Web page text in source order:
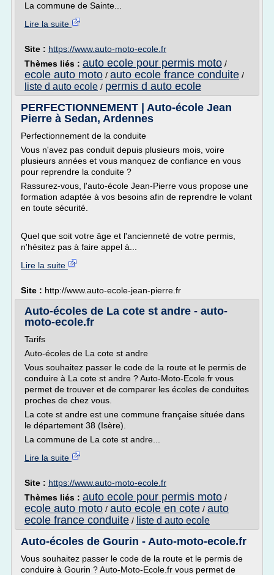
La commune de Sainte...
Lire la suite
Site : https://www.auto-moto-ecole.fr
Thèmes liés : auto ecole pour permis moto /
ecole auto moto / auto ecole france conduite /
liste d auto ecole / permis d auto ecole
PERFECTIONNEMENT | Auto-école Jean
Pierre à Sedan, Ardennes
Perfectionnement de la conduite
Vous n'avez pas conduit depuis plusieurs mois, voire
plusieurs années et vous manquez de confiance en vous
pour reprendre la conduite ?
Rassurez-vous, l'auto-école Jean-Pierre vous propose une
formation adaptée à vos besoins afin de reprendre le volant
en toute sécurité.
Quel que soit votre âge et l'ancienneté de votre permis,
n'hésitez pas à faire appel à...
Lire la suite
Site : http://www.auto-ecole-jean-pierre.fr
Auto-écoles de La cote st andre - auto-
moto-ecole.fr
Tarifs
Auto-écoles de La cote st andre
Vous souhaitez passer le code de la route et le permis de
conduire à La cote st andre ? Auto-Moto-Ecole.fr vous
permet de trouver et de comparer les écoles de conduites
proches de chez vous.
La cote st andre est une commune française située dans
le département 38 (Isère).
La commune de La cote st andre...
Lire la suite
Site : https://www.auto-moto-ecole.fr
Thèmes liés : auto ecole pour permis moto /
ecole auto moto / auto ecole en cote / auto
ecole france conduite / liste d auto ecole
Auto-écoles de Gourin - Auto-moto-ecole.fr
Vous souhaitez passer le code de la route et le permis de
conduire à Gourin ? Auto-Moto-Ecole.fr vous permet de